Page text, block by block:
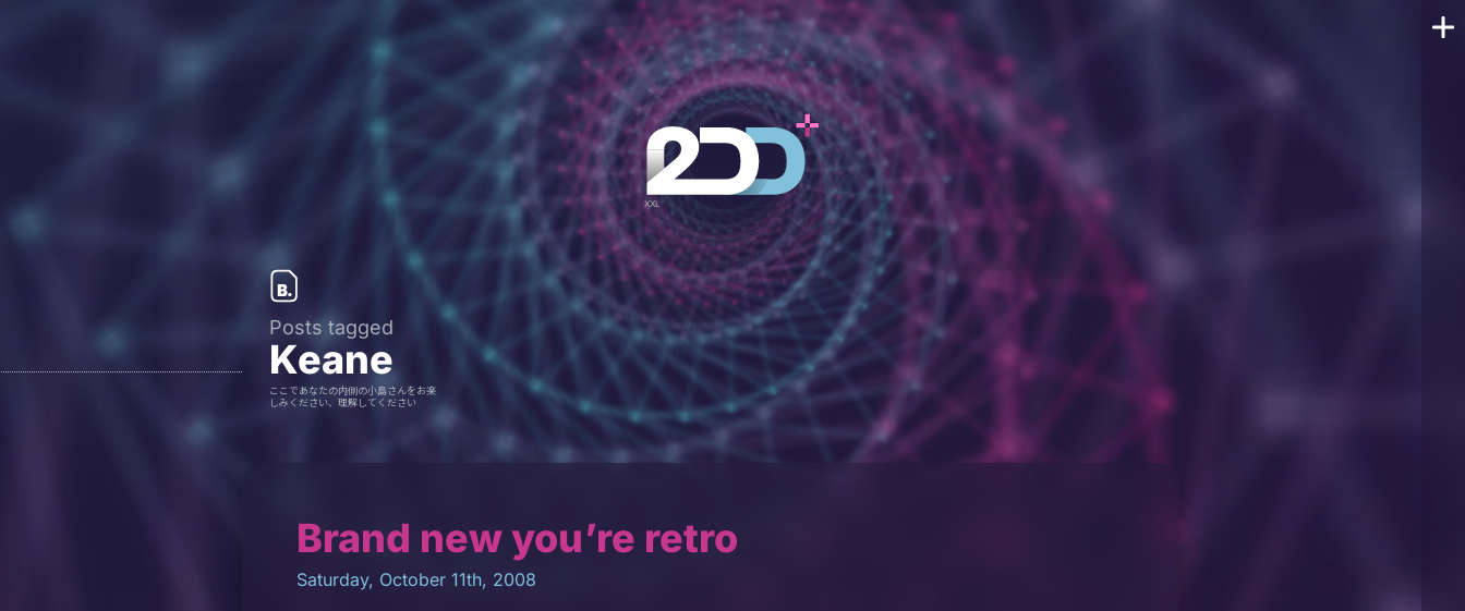
Posts tagged
Keane
ここであなたの内側の小島さんをお楽
しみください、理解してください
Brand new you’re retro
Saturday, October 11th, 2008